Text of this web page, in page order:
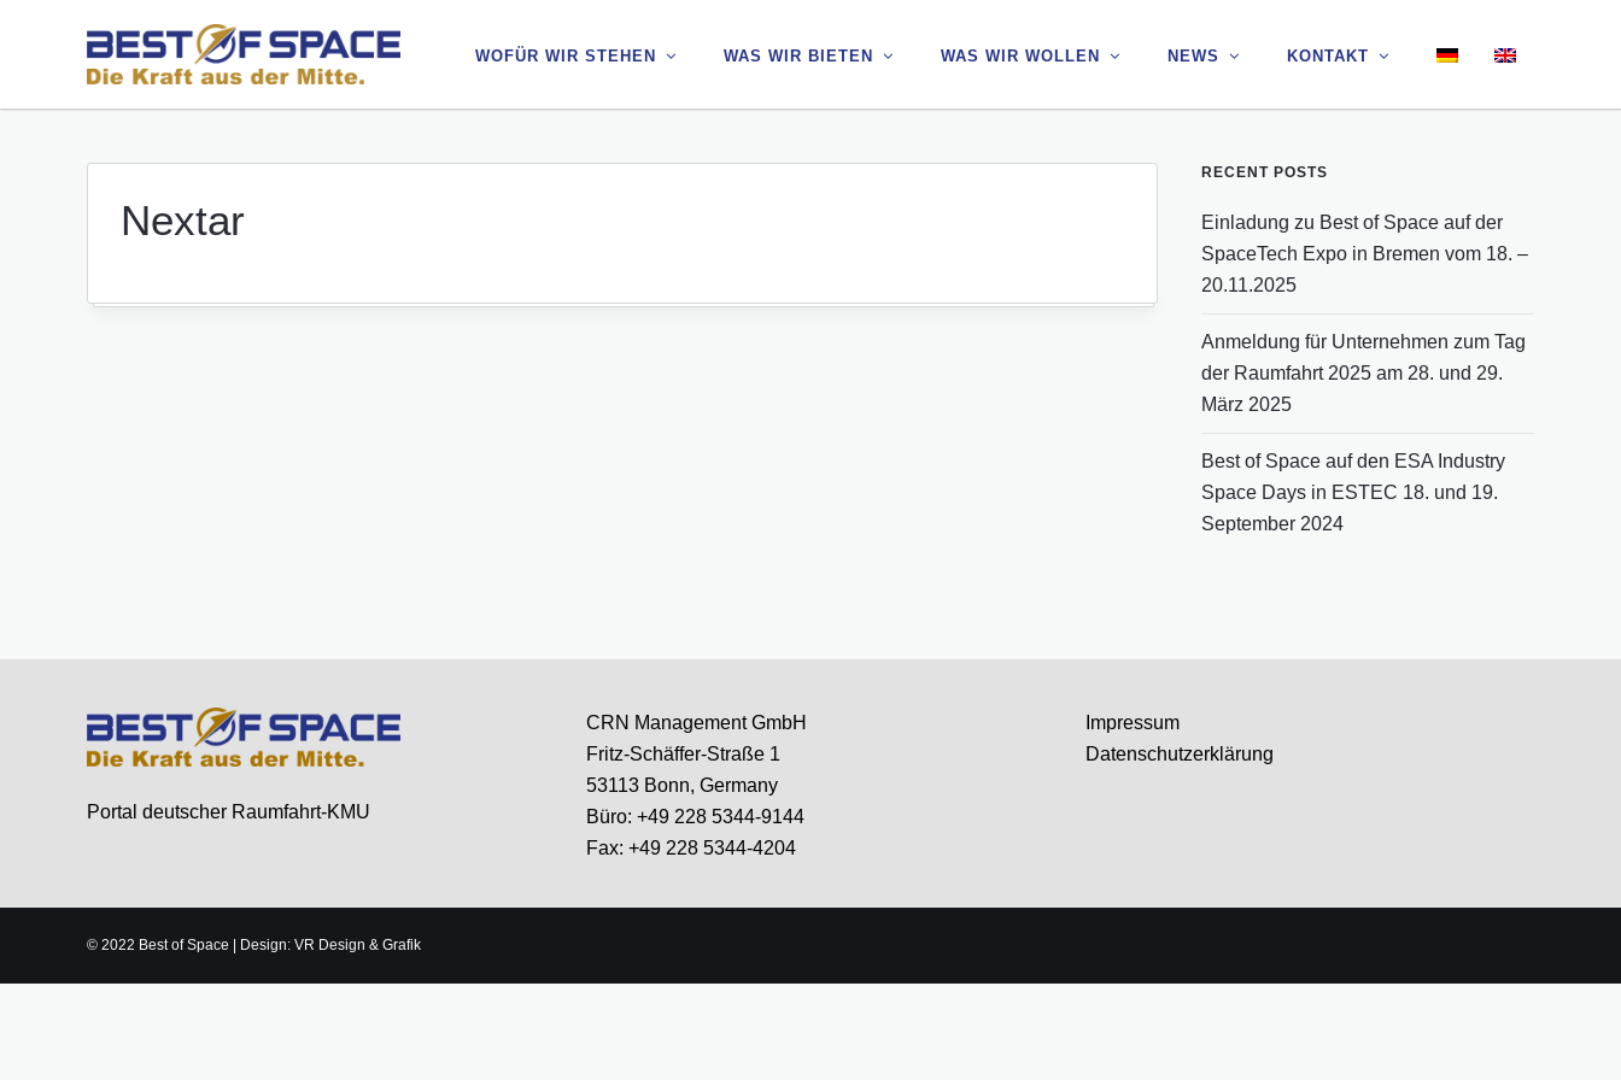
WOFÜR WIR STEHEN WAS WIR BIETEN WAS WIR WOLLEN NEWS KONTAKT
WOFÜR WIR STEHEN WAS WIR BIETEN WAS WIR WOLLEN NEWS KONTAKT
Nextar
RECENT POSTS
Einladung zu Best of Space auf der
SpaceTech Expo in Bremen vom 18. –
20.11.2025
Anmeldung für Unternehmen zum Tag
der Raumfahrt 2025 am 28. und 29.
März 2025
Best of Space auf den ESA Industry
Space Days in ESTEC 18. und 19.
September 2024
Portal deutscher Raumfahrt-KMU
CRN Management GmbH
Fritz-Schäffer-Straße 1
53113 Bonn, Germany
Büro: +49 228 5344-9144
Fax: +49 228 5344-4204
Impressum
Datenschutzerklärung
© 2022 Best of Space | Design: VR Design & Grafik